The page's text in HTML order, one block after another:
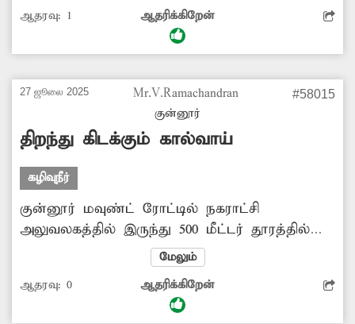
வழியில்லாமல் தேங்கி காணப்படுவதால்
சுகாதார சீர்கேடு ஏற்படுகிறது. எனவே
நடவடிக்கை எடுக்க வேண்டும்.
ஆதரவு: 1 ஆதரிக்கிறேன்
27 ஜூலை 2025
Mr.V.Ramachandran
குன்னூர்
#58015
திறந்து கிடக்கும் கால்வாய்
கழிவுநீர்
குன்னூர் மவுண்ட் ரோட்டில் நகராட்சி
அலுவலகத்தில் இருந்து 500 மீட்டர் தூரத்தில்
கழிவுநீர் கால்வாய் செல்கிறது. பழுதாகி
கிடந்ததால் கால்வாயை சீரமைக்க கடந்த 1½
ஆண்டுகளுக்கு முன்பு பள்ளம் தோண்டி
அப்படியே விட்டுவிட்டனர். இதனால் கால்வாய்
மேலும்
ஆதரவு: 0 ஆதரிக்கிறேன்